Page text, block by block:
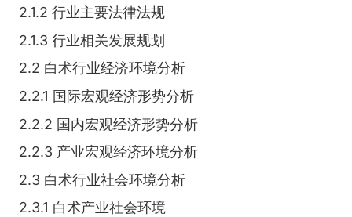
2.1.2 行业主要法律法规
2.1.3 行业相关发展规划
2.2 白术行业经济环境分析
2.2.1 国际宏观经济形势分析
2.2.2 国内宏观经济形势分析
2.2.3 产业宏观经济环境分析
2.3 白术行业社会环境分析
2.3.1 白术产业社会环境